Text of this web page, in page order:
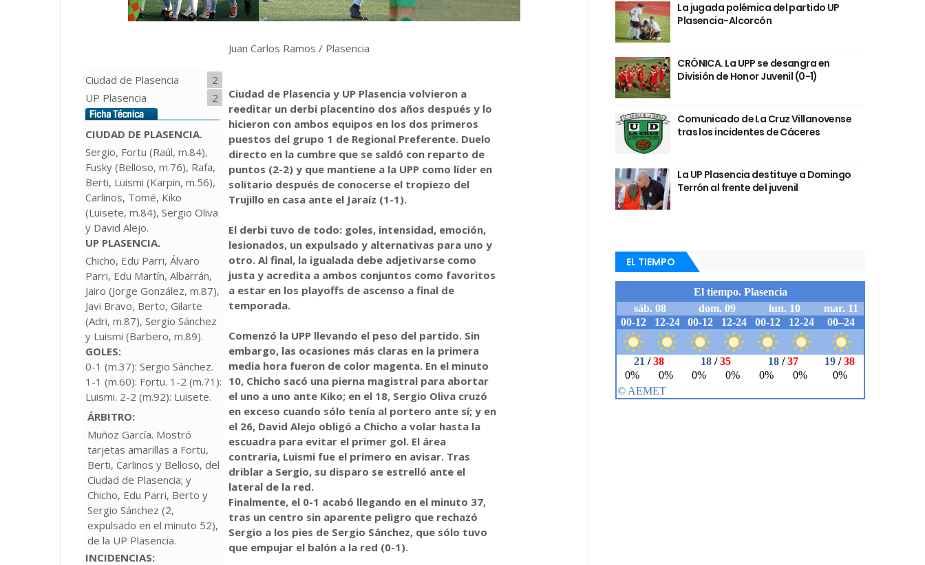
Ciudad de Plasencia
2
UP Plasencia
2
CIUDAD DE PLASENCIA.
Sergio, Fortu (Raúl, m.84),
Fusky (Belloso, m.76), Rafa,
Berti, Luismi (Karpin, m.56),
Carlinos, Tomé, Kiko
(Luisete, m.84), Sergio Oliva
y David Alejo.
UP PLASENCIA.
Chicho, Edu Parri, Álvaro
Parri, Edu Martín, Albarrán,
Jairo (Jorge González, m.87),
Javi Bravo, Berto, Gilarte
(Adri, m.87), Sergio Sánchez
y Luismi (Barbero, m.89).
GOLES:
0-1 (m.37): Sergio Sánchez.
1-1 (m.60): Fortu. 1-2 (m.71):
Luismi. 2-2 (m.92): Luisete.
ÁRBITRO:
Muñoz García. Mostró
tarjetas amarillas a Fortu,
Berti, Carlinos y Belloso, del
Ciudad de Plasencia; y
Chicho, Edu Parri, Berto y
Sergio Sánchez (2,
expulsado en el minuto 52),
de la UP Plasencia.
INCIDENCIAS:
Juan Carlos Ramos / Plasencia
Ciudad de Plasencia y UP Plasencia volvieron a
reeditar un derbi placentino dos años después y lo
hicieron con ambos equipos en los dos primeros
puestos del grupo 1 de Regional Preferente. Duelo
directo en la cumbre que se saldó con reparto de
puntos (2-2) y que mantiene a la UPP como líder en
solitario después de conocerse el tropiezo del
Trujillo en casa ante el Jaraíz (1-1).
El derbi tuvo de todo: goles, intensidad, emoción,
lesionados, un expulsado y alternativas para uno y
otro. Al final, la igualada debe adjetivarse como
justa y acredita a ambos conjuntos como favoritos
a estar en los playoffs de ascenso a final de
temporada.
Comenzó la UPP llevando el peso del partido. Sin
embargo, las ocasiones más claras en la primera
media hora fueron de color magenta. En el minuto
10, Chicho sacó una pierna magistral para abortar
el uno a uno ante Kiko; en el 18, Sergio Oliva cruzó
en exceso cuando sólo tenía al portero ante sí; y en
el 26, David Alejo obligó a Chicho a volar hasta la
escuadra para evitar el primer gol. El área
contraria, Luismi fue el primero en avisar. Tras
driblar a Sergio, su disparo se estrelló ante el
lateral de la red.
Finalmente, el 0-1 acabó llegando en el minuto 37,
tras un centro sin aparente peligro que rechazó
Sergio a los pies de Sergio Sánchez, que sólo tuvo
que empujar el balón a la red (0-1).
La jugada polémica del partido UP
Plasencia-Alcorcón
CRÓNICA. La UPP se desangra en
División de Honor Juvenil (0-1)
Comunicado de La Cruz Villanovense
tras los incidentes de Cáceres
La UP Plasencia destituye a Domingo
Terrón al frente del juvenil
EL TIEMPO